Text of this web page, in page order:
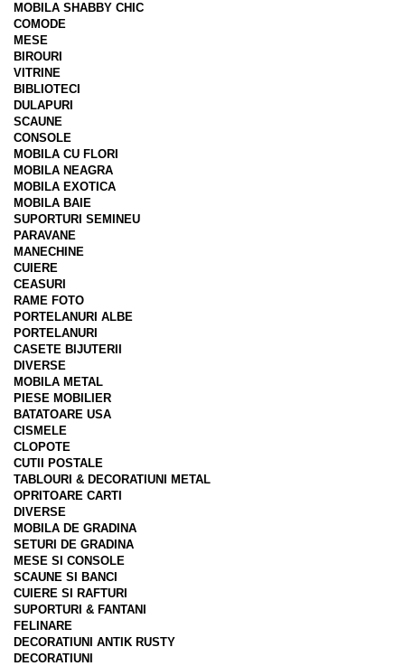
MOBILA SHABBY CHIC
COMODE
MESE
BIROURI
VITRINE
BIBLIOTECI
DULAPURI
SCAUNE
CONSOLE
MOBILA CU FLORI
MOBILA NEAGRA
MOBILA EXOTICA
MOBILA BAIE
SUPORTURI SEMINEU
PARAVANE
MANECHINE
CUIERE
CEASURI
RAME FOTO
PORTELANURI ALBE
PORTELANURI
CASETE BIJUTERII
DIVERSE
MOBILA METAL
PIESE MOBILIER
BATATOARE USA
CISMELE
CLOPOTE
CUTII POSTALE
TABLOURI & DECORATIUNI METAL
OPRITOARE CARTI
DIVERSE
MOBILA DE GRADINA
SETURI DE GRADINA
MESE SI CONSOLE
SCAUNE SI BANCI
CUIERE SI RAFTURI
SUPORTURI & FANTANI
FELINARE
DECORATIUNI ANTIK RUSTY
DECORATIUNI